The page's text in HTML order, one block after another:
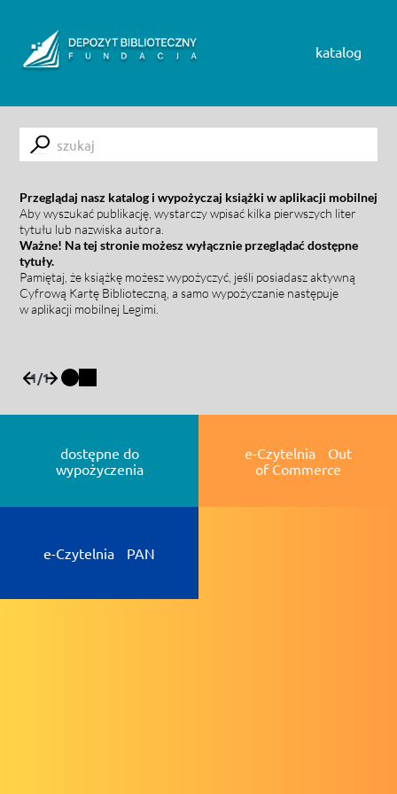
katalog
Submit
Przeglądaj nasz katalog i wypożyczaj książki w aplikacji mobilnej
Aby wyszukać publikację, wystarczy wpisać kilka pierwszych liter
tytułu lub nazwiska autora.
Ważne! Na tej stronie możesz wyłącznie przeglądać dostępne
tytuły.
Pamiętaj, że książkę możesz wypożyczyć, jeśli posiadasz aktywną
Cyfrową Kartę Biblioteczną, a samo wypożyczanie następuje
w aplikacji mobilnej Legimi.
1/1
dostępne do
wypożyczenia
e-Czytelnia Out
of Commerce
e-Czytelnia PAN